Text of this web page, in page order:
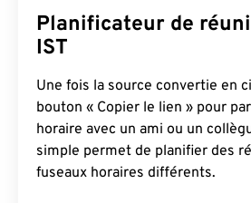
Planificateur de
IST
Une fois la source convertie en
bouton « Copier le lien » pour
horaire avec un ami ou un
simple permet de planifier des
fuseaux horaires différents.